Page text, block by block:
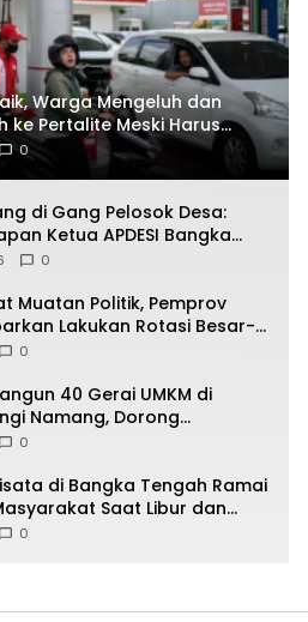
Warga Mengeluh dan
ke Pertalite Meski Harus
0
di Gang Pelosok Desa:
Ketua APDESI Bangka
PLN Babel
0
Muatan Politik, Pemprov
Lakukan Rotasi Besar-
0
40 Gerai UMKM di
Namang, Dorong
0
di Bangka Tengah Ramai
Saat Libur dan
0